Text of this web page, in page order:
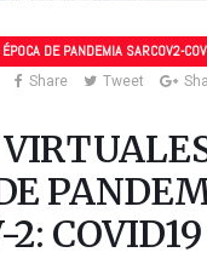
DE PANDEMIA SARCOV2-
Share Tweet
2: COVID19